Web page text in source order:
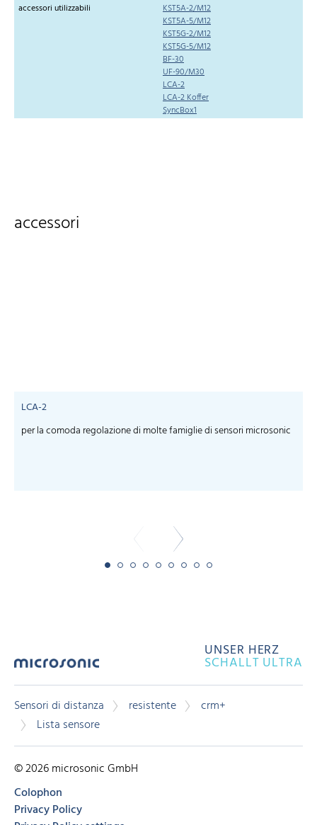
accessori utilizzabili
KST5A-2/M12
KST5A-5/M12
KST5G-2/M12
KST5G-5/M12
BF-30
UF-90/M30
LCA-2
LCA-2 Koffer
SyncBox1
accessori
LCA-2
per la comoda regolazione di molte famiglie di sensori microsonic
UNSER HERZ
SCHALLT ULTRA
Sensori di distanza resistente
crm+
Lista sensore
© 2026 microsonic GmbH
Colophon
Privacy Policy